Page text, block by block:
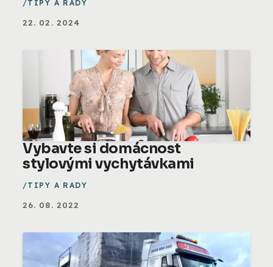
TIPY A RADY
22. 02. 2024
Vybavte si domácnost
stylovými vychytávkami
TIPY A RADY
26. 08. 2022